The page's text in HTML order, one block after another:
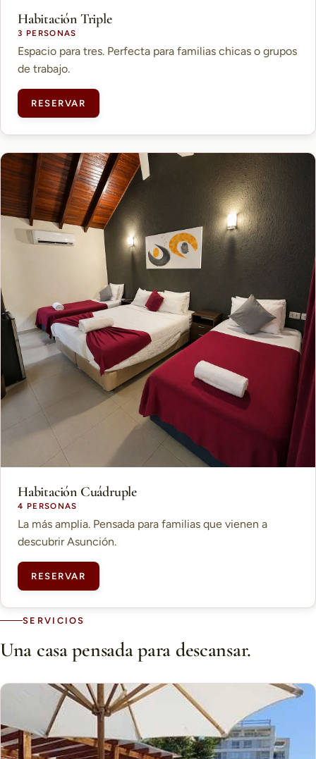
Habitación Triple
3 PERSONAS
Espacio para tres. Perfecta para familias chicas o grupos
de trabajo.
RESERVAR
Habitación Cuádruple
4 PERSONAS
La más amplia. Pensada para familias que vienen a
descubrir Asunción.
RESERVAR
SERVICIOS
Una casa pensada para descansar.